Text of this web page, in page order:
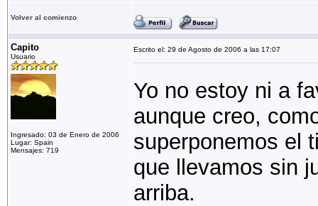
Volver al comienzo
Capito
Usuario
Ingresado: 03 de Enero de 2006
Lugar: Spain
Mensajes: 719
Escrito el: 29 de Agosto de 2006 a las 17:07
Yo no estoy ni a
aunque creo,
superponemos el
que llevamos sin
arriba.